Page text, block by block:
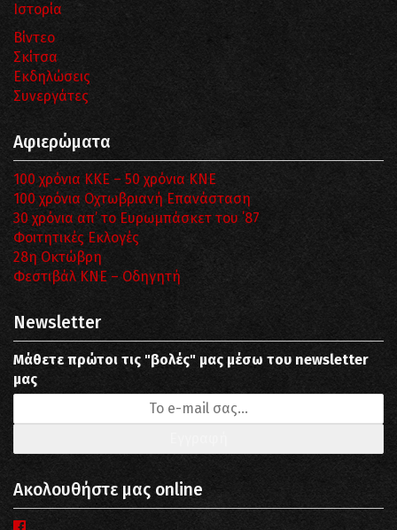
Ιστορία
Βίντεο
Σκίτσα
Εκδηλώσεις
Συνεργάτες
Αφιερώματα
100 χρόνια ΚΚΕ – 50 χρόνια ΚΝΕ
100 χρόνια Οχτωβριανή Επανάσταση
30 χρόνια απ’ το Ευρωμπάσκετ του ΄87
Φοιτητικές Εκλογές
28η Οκτώβρη
Φεστιβάλ ΚΝΕ – Οδηγητή
Newsletter
Μάθετε πρώτοι τις "βολές" μας μέσω του newsletter
μας
Ακολουθήστε μας online